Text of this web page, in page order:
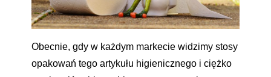
Obecnie, gdy w każdym markecie widzimy stosy
opakowań tego artykułu higienicznego i ciężko